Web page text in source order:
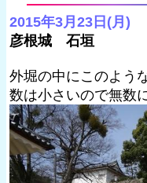
2015年3月23日(月)
彦根城 石垣
外堀の中にこのよう
数は小さいので無数